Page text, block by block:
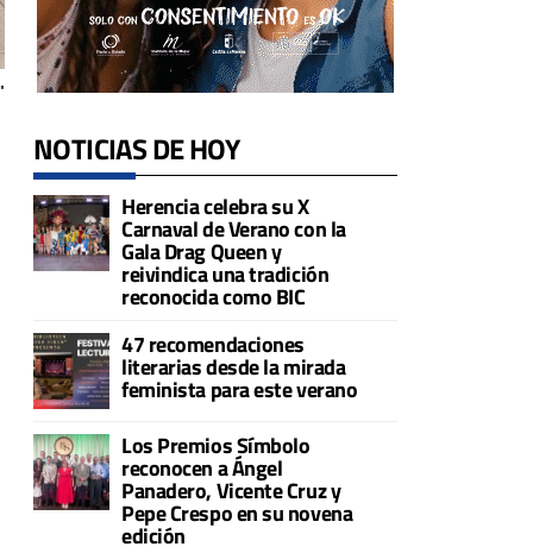
NOTICIAS DE HOY
Herencia celebra su X
Carnaval de Verano con la
Gala Drag Queen y
reivindica una tradición
reconocida como BIC
47 recomendaciones
literarias desde la mirada
feminista para este verano
Los Premios Símbolo
reconocen a Ángel
Panadero, Vicente Cruz y
Pepe Crespo en su novena
edición